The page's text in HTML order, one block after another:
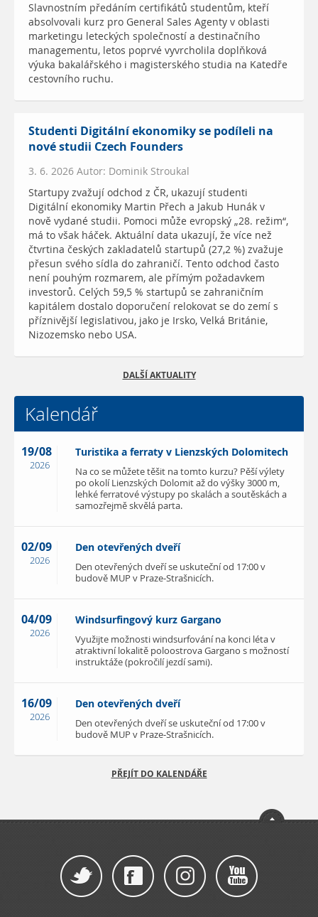
Slavnostním předáním certifikátů studentům, kteří
absolvovali kurz pro General Sales Agenty v oblasti
marketingu leteckých společností a destinačního
managementu, letos poprvé vyvrcholila doplňková
výuka bakalářského i magisterského studia na Katedře
cestovního ruchu.
Studenti Digitální ekonomiky se podíleli na
nové studii Czech Founders
3. 6. 2026 Autor: Dominik Stroukal
Startupy zvažují odchod z ČR, ukazují studenti
Digitální ekonomiky Martin Přech a Jakub Hunák v
nově vydané studii. Pomoci může evropský „28. režim“,
má to však háček. Aktuální data ukazují, že více než
čtvrtina českých zakladatelů startupů (27,2 %) zvažuje
přesun svého sídla do zahraničí. Tento odchod často
není pouhým rozmarem, ale přímým požadavkem
investorů. Celých 59,5 % startupů se zahraničním
kapitálem dostalo doporučení relokovat se do zemí s
příznivější legislativou, jako je Irsko, Velká Británie,
Nizozemsko nebo USA.
DALŠÍ AKTUALITY
Kalendář
19/08
2026
Turistika a ferraty v Lienzských Dolomitech
Na co se můžete těšit na tomto kurzu? Pěší výlety
po okolí Lienzských Dolomit až do výšky 3000 m,
lehké ferratové výstupy po skalách a soutěskách a
samozřejmě skvělá parta.
02/09
2026
Den otevřených dveří
Den otevřených dveří se uskuteční od 17:00 v
budově MUP v Praze-Strašnicích.
04/09
2026
Windsurfingový kurz Gargano
Využijte možnosti windsurfování na konci léta v
atraktivní lokalitě poloostrova Gargano s možností
instruktáže (pokročilí jezdí sami).
16/09
2026
Den otevřených dveří
Den otevřených dveří se uskuteční od 17:00 v
budově MUP v Praze-Strašnicích.
PŘEJÍT DO KALENDÁŘE